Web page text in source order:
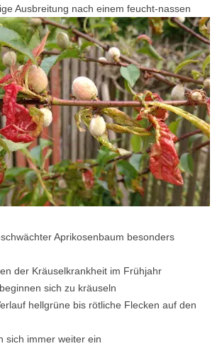
Ausbreitung nach einem feucht-nassen
Aprikosenbaum besonders
der Kräuselkrankheit im Frühjahr
sich zu kräuseln
hellgrüne bis rötliche Flecken auf den
sich immer weiter ein